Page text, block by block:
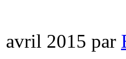
avril 2015 par